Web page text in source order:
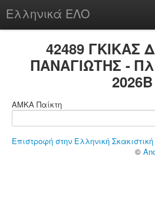
Ελληνικά ΕΛΟ
42489 ΓΚΙΚΑΣ
ΠΑΝΑΓΙΩΤΗΣ -
2026B
ΑΜΚΑ Παίκτη
Επιστροφή στην Ελληνική
©